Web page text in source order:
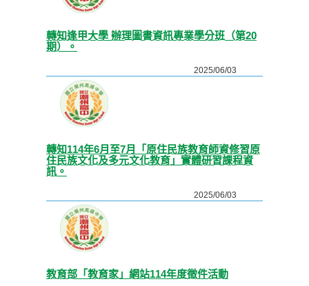
轉知逢甲大學 辦理圖書資訊專業學分班（第20
期）。
2025/06/03
轉知114年6月至7月「原住民族教育師資修習原
住民族文化及多元文化教育」實體研習課程資
訊。
2025/06/03
教育部「教育家」網站114年度徵件活動